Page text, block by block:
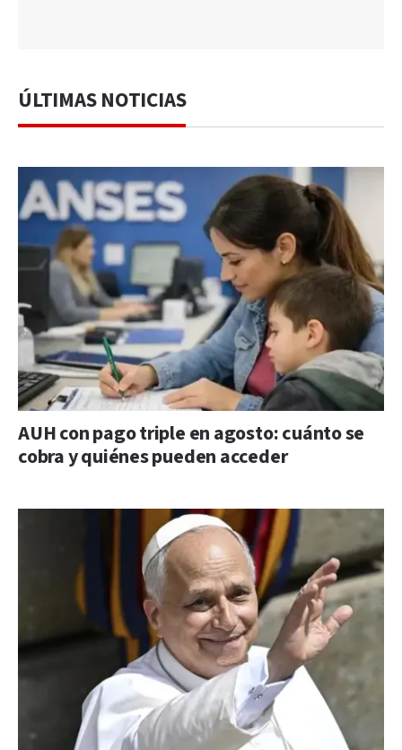
ÚLTIMAS NOTICIAS
AUH con pago triple en agosto: cuánto se
cobra y quiénes pueden acceder